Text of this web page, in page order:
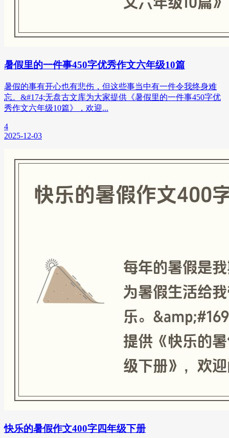
暑假里的一件事450字优秀作文六年级10篇
暑假的事有开心也有悲伤，但这些事当中有一件令我终身难
忘。&#174;无盘古文库为大家提供《暑假里的一件事450字优
秀作文六年级10篇》，欢迎...
4
2025-12-03
快乐的暑假作文400字四年级下册